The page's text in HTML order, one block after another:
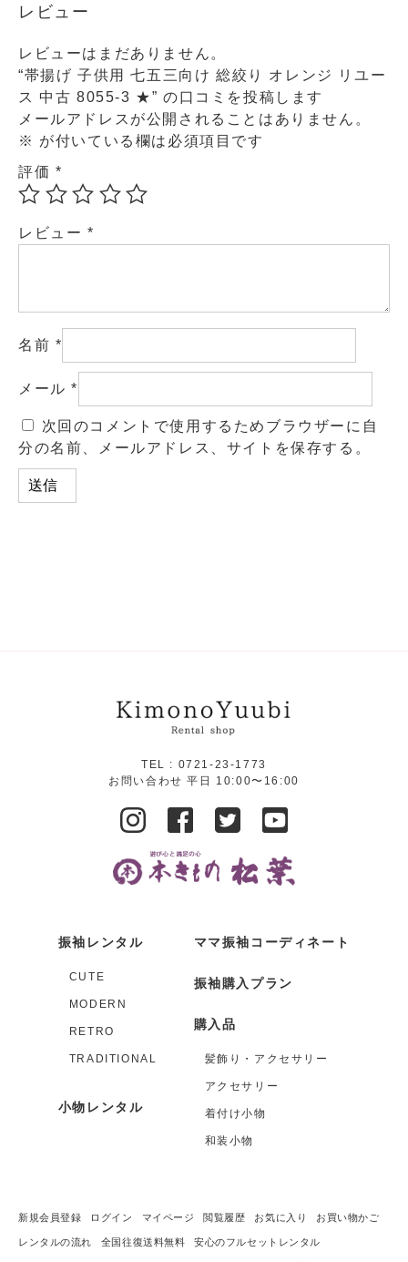
レビュー
レビューはまだありません。
“帯揚げ 子供用 七五三向け 総絞り オレンジ リユー
ス 中古 8055-3 ★” の口コミを投稿します
メールアドレスが公開されることはありません。
※ が付いている欄は必須項目です
評価 *
レビュー *
名前 *
メール*
次回のコメントで使用するためブラウザーに自
分の名前、メールアドレス、サイトを保存する。
TEL : 0721-23-1773
お問い合わせ 平日 10:00〜16:00
振袖レンタル
CUTE
MODERN
RETRO
TRADITIONAL
小物レンタル
ママ振袖コーディネート
振袖購入プラン
購入品
髪飾り・アクセサリー
アクセサリー
着付け小物
和装小物
新規会員登録 ログイン マイページ 閲覧履歴 お気に入り お買い物かご
レンタルの流れ 全国往復送料無料 安心のフルセットレンタル